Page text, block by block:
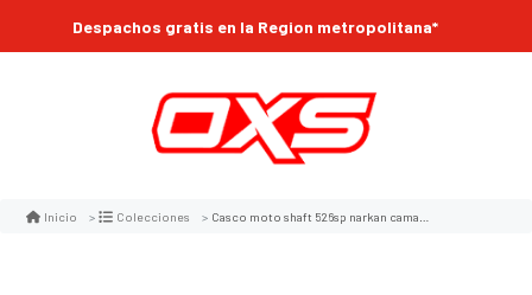
Despachos gratis en la Region metropolitana*
Inicio Colecciones Casco moto shaft 526sp narkan camaleon fc integral